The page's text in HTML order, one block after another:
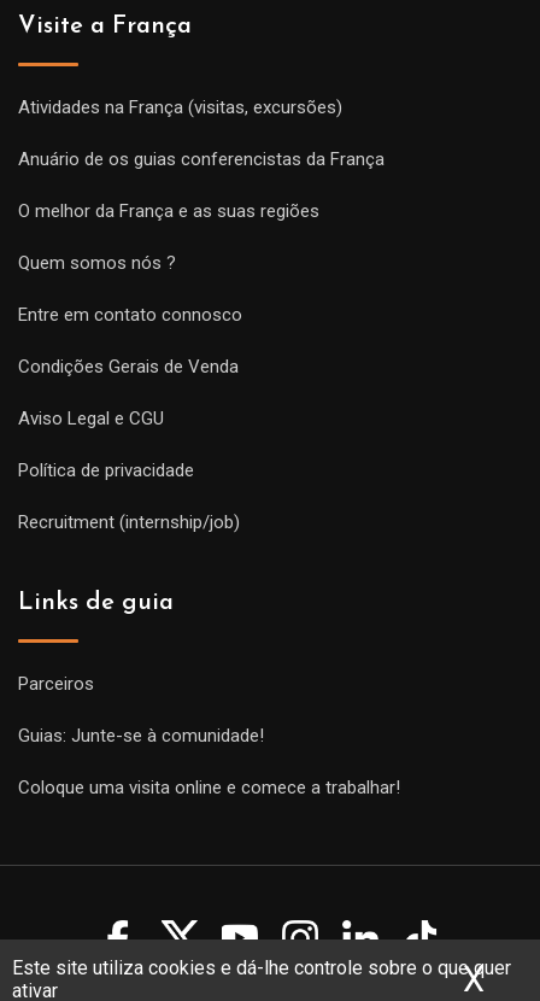
Este site utiliza cookies e dá-lhe controle sobre o que quer
ativar
X
Visite a França
Atividades na França (visitas, excursões)
Anuário de os guias conferencistas da França
O melhor da França e as suas regiões
Quem somos nós ?
Entre em contato connosco
Condições Gerais de Venda
Aviso Legal e CGU
Política de privacidade
Recruitment (internship/job)
Links de guia
Parceiros
Guias: Junte-se à comunidade!
Coloque uma visita online e comece a trabalhar!